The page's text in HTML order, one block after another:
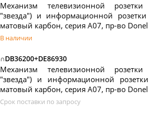
Механизм телевизионной
"звезда") и информационной розетки
матовый карбон, серия A07, пр-во Donel
В наличии
∩DB36200+DE86930
Механизм телевизионной
"звезда") и информационной
матовый карбон, серия A07, пр-во Donel
Срок поставки по запросу